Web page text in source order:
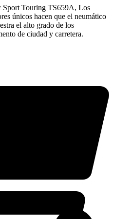
Sport Touring TS659A, Los
únicos hacen que el neumático
el alto grado de los
de ciudad y carretera.